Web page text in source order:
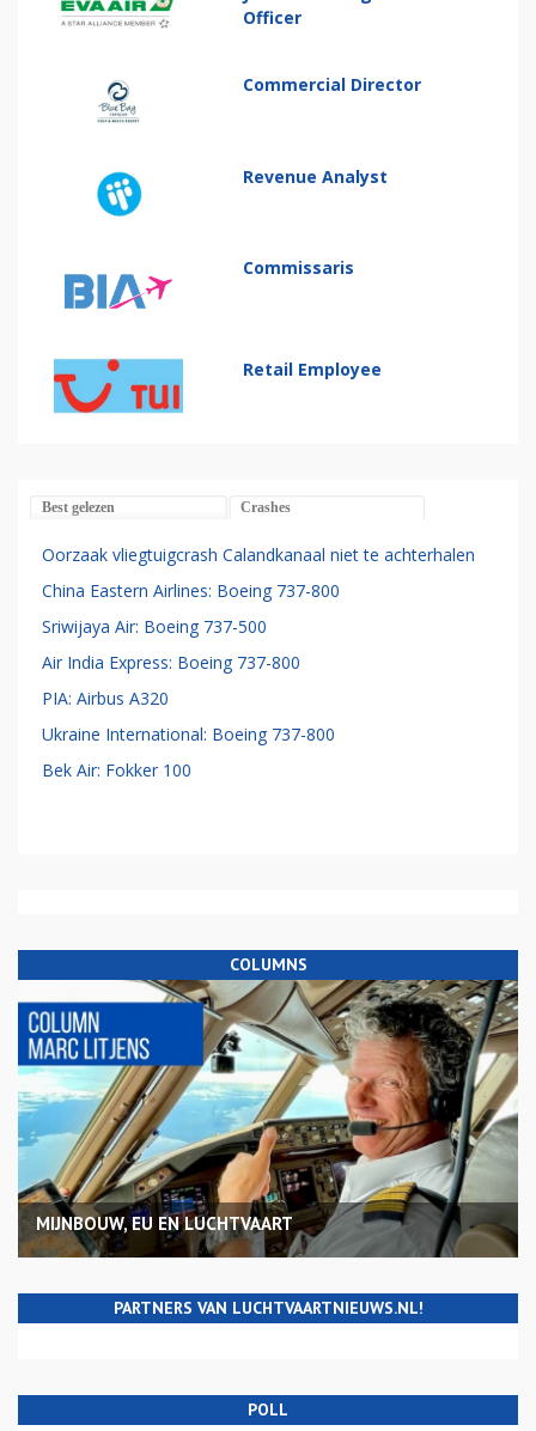
Officer
Commercial Director
Revenue Analyst
Commissaris
Retail Employee
Best gelezen Crashes
Oorzaak vliegtuigcrash Calandkanaal niet te achterhalen
China Eastern Airlines: Boeing 737-800
Sriwijaya Air: Boeing 737-500
Air India Express: Boeing 737-800
PIA: Airbus A320
Ukraine International: Boeing 737-800
Bek Air: Fokker 100
COLUMNS
MIJNBOUW, EU EN LUCHTVAART
PARTNERS VAN LUCHTVAARTNIEUWS.NL!
POLL